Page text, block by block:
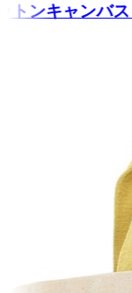
ットンキャン